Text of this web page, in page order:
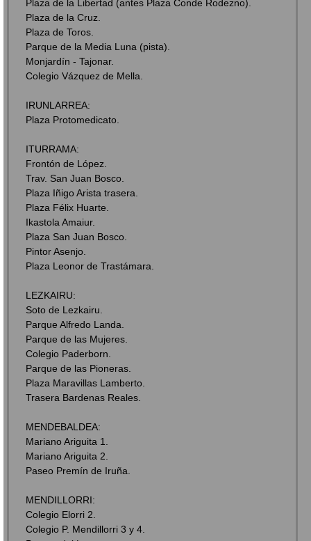
Plaza de la Libertad (antes Plaza Conde Rodezno).
Plaza de la Cruz.
Plaza de Toros.
Parque de la Media Luna (pista).
Monjardín - Tajonar.
Colegio Vázquez de Mella.
IRUNLARREA:
Plaza Protomedicato.
ITURRAMA:
Frontón de López.
Trav. San Juan Bosco.
Plaza Iñigo Arista trasera.
Plaza Félix Huarte.
Ikastola Amaiur.
Plaza San Juan Bosco.
Pintor Asenjo.
Plaza Leonor de Trastámara.
LEZKAIRU:
Soto de Lezkairu.
Parque Alfredo Landa.
Parque de las Mujeres.
Colegio Paderborn.
Parque de las Pioneras.
Plaza Maravillas Lamberto.
Trasera Bardenas Reales.
MENDEBALDEA:
Mariano Ariguita 1.
Mariano Ariguita 2.
Paseo Premín de Iruña.
MENDILLORRI:
Colegio Elorri 2.
Colegio P. Mendillorri 3 y 4.